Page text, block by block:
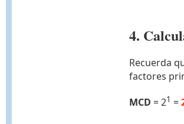
4.
Recuerda
factores
MCD = 21 =